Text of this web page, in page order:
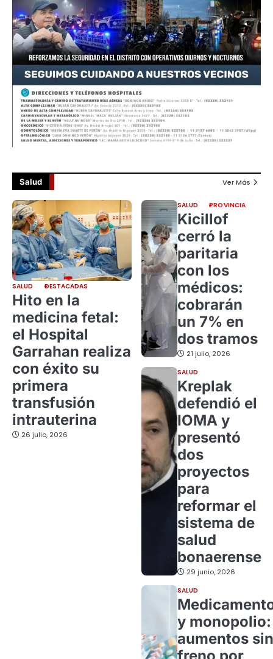
Salud Ver Más
SALUD DESTACADAS
Hito en la
medicina fetal:
el Hospital
Garrahan realiza
con éxito su
primera
transfusión
intrauterina
26 julio, 2026
SALUD PROVINCIA
Kicillof
cerró la
paritaria
con los
médicos:
cobrarán
un 7% en
dos tramos
21 julio, 2026
SALUD
Kreplak
defendió el
IOMA y
presentó
dos
proyectos
para
reformar el
sistema de
salud
bonaerense
29 junio, 2026
SALUD
y monopolio:
aumentos sin